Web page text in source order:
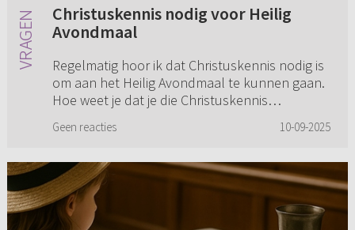
Christuskennis nodig voor Heilig
Avondmaal
Regelmatig hoor ik dat Christuskennis nodig is
om aan het Heilig Avondmaal te kunnen gaan.
Hoe weet je dat je die Christuskennis
inbeeldt? Ik worstel hier mee....
Geen reacties 10-09-2025